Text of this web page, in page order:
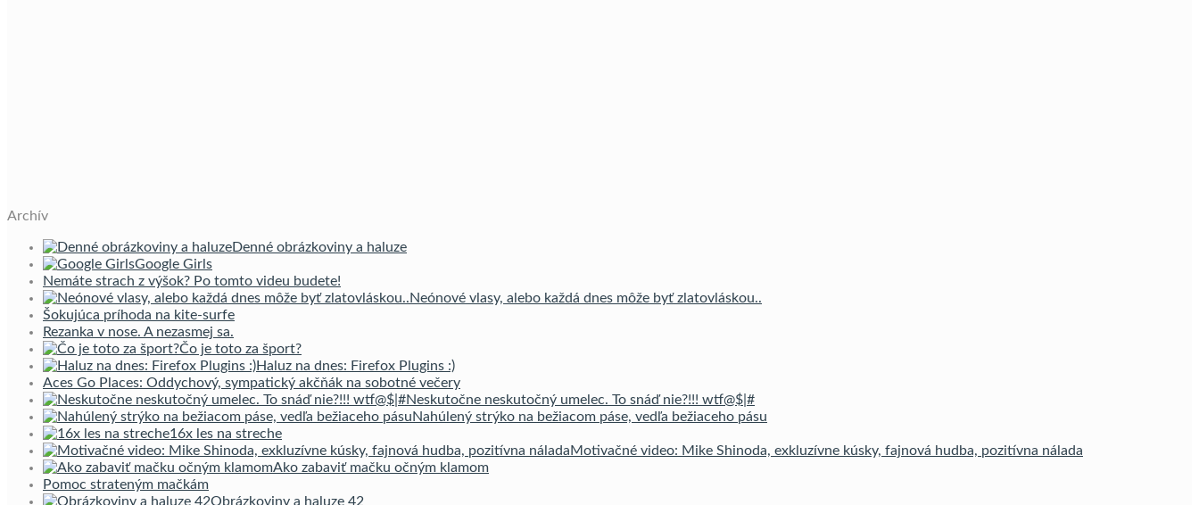
Archív
Denné obrázkoviny a haluze
Google Girls
Nemáte strach z výšok? Po tomto videu budete!
Neónové vlasy, alebo každá dnes môže byť zlatovláskou..
Šokujúca príhoda na kite-surfe
Rezanka v nose. A nezasmej sa.
Čo je toto za šport?
Haluz na dnes: Firefox Plugins :)
Aces Go Places: Oddychový, sympatický akčňák na sobotné večery
Neskutočne neskutočný umelec. To snáď nie?!!! wtf@$|#
Nahúlený strýko na bežiacom páse, vedľa bežiaceho pásu
16x les na streche
Motivačné video: Mike Shinoda, exkluzívne kúsky, fajnová hudba, pozitívna nálada
Ako zabaviť mačku očným klamom
Pomoc strateným mačkám
Obrázkoviny a haluze 42